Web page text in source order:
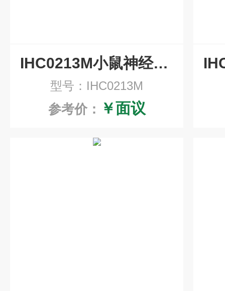
IHC0213M小鼠神经细胞粘附分子1重组兔单抗即用型免疫组化试剂盒
型号：IHC0213M
参考价： ￥面议